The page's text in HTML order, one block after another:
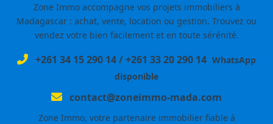
Zone Immo accompagne vos projets immobiliers à
Madagascar : achat, vente, location ou gestion. Trouvez ou
vendez votre bien facilement et en toute sérénité.
+261 34 15 290 14/+261 33 20 290 14 WhatsApp
disponible
contact@zoneimmo-mada.com
Zone Immo, votre partenaire immobilier fiable à